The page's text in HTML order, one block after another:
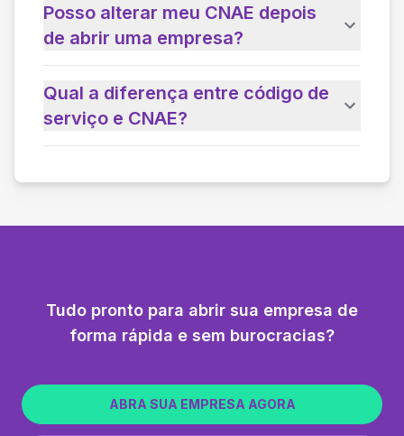
Posso alterar meu CNAE depois
de abrir uma empresa?
Qual a diferença entre código de
serviço e CNAE?
Tudo pronto para abrir sua empresa de
forma rápida e sem burocracias?
ABRA SUA EMPRESA AGORA